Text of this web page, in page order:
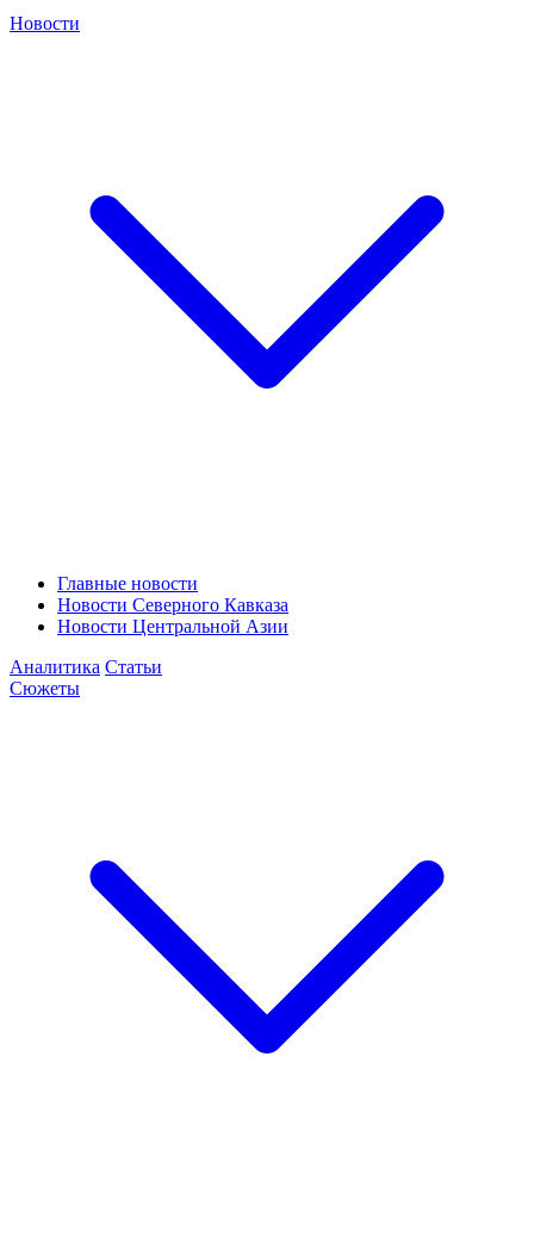
Новости
Главные новости
Новости Северного Кавказа
Новости Центральной Азии
Аналитика Статьи
Сюжеты